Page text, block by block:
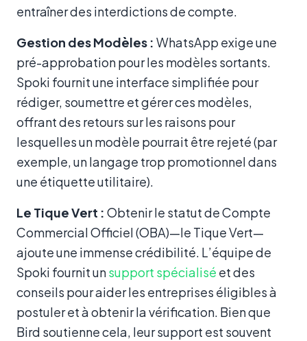
entraîner des interdictions de compte.
Gestion des Modèles : WhatsApp exige une
pré-approbation pour les modèles sortants.
Spoki fournit une interface simplifiée pour
rédiger, soumettre et gérer ces modèles,
offrant des retours sur les raisons pour
lesquelles un modèle pourrait être rejeté (par
exemple, un langage trop promotionnel dans
une étiquette utilitaire).
Le Tique Vert : Obtenir le statut de Compte
Commercial Officiel (OBA)—le Tique Vert—
ajoute une immense crédibilité. L’équipe de
Spoki fournit unsupport spécialisé et des
conseils pour aider les entreprises éligibles à
postuler et à obtenir la vérification. Bien que
Bird soutienne cela, leur support est souvent